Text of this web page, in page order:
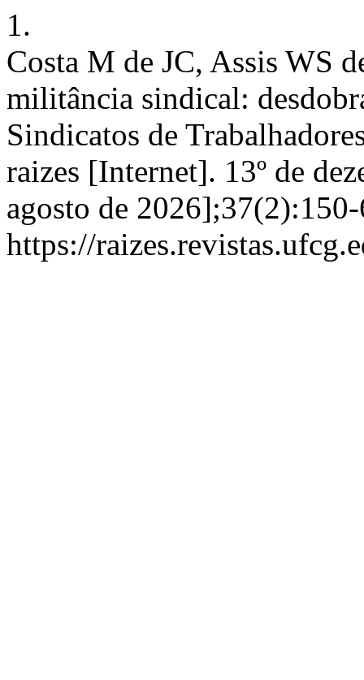
1.
Costa M de JC, Assis WS
militância sindical:
Sindicatos de
raizes [Internet]. 13º de
agosto de
https://